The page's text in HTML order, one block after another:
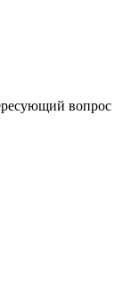
вопрос